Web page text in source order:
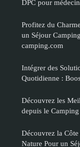
DPC pour
Profitez du
un Séjour
camping.com
Intégrer des
Quotidienne :
Découvrez les
depuis le
Découvrez la
Nature Pour un